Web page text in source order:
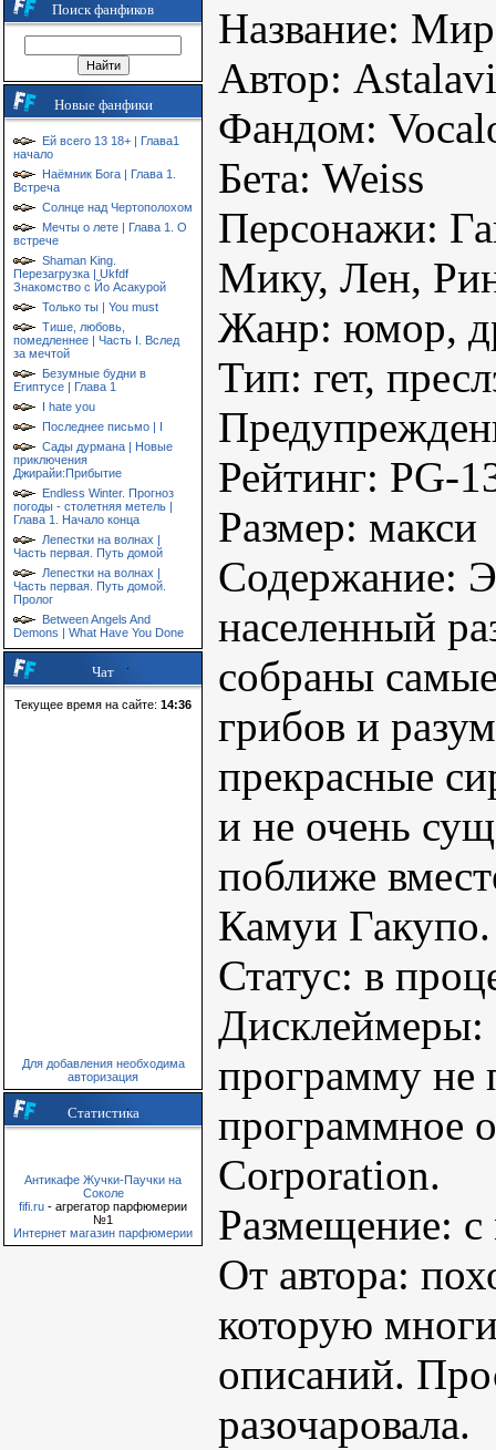
Поиск фанфиков
Новые фанфики
Ей всего 13 18+ | Глава1
начало
Наёмник Бога | Глава 1.
Встреча
Солнце над Чертополохом
Мечты о лете | Глава 1. О
встрече
Shaman King.
Перезагрузка | Ukfdf
Знакомство с Йо Асакурой
Только ты | You must
Тише, любовь,
помедленнее | Часть I. Вслед
за мечтой
Безумные будни в
Египтусе | Глава 1
I hate you
Последнее письмо | I
Сады дурмана | Новые
приключения
Джирайи:Прибытие
Endless Winter. Прогноз
погоды - столетняя метель |
Глава 1. Начало конца
Лепестки на волнах |
Часть первая. Путь домой
Лепестки на волнах |
Часть первая. Путь домой.
Пролог
Between Angels And
Demons | What Have You Done
Чат
Текущее время на сайте: 14:36
Для добавления необходима
авторизация
Статистика
Антикафе Жучки-Паучки на
Соколе
fifi.ru - агрегатор парфюмерии
№1
Интернет магазин парфюмерии
Название:
Автор:
Фандом:
Бета: Weiss
Персонажи:
Мику, Лен,
Жанр: юмор,
Тип: гет,
Рейтинг: PG-
Размер: макси
Содержание:
населенный
собраны
грибов и
прекрасные
и не очень
поближе
Камуи Гакупо.
Статус: в
Дисклеймеры:
программу не
программное
Corporation.
Размещение: с
От автора:
которую
описаний.
разочаровала.